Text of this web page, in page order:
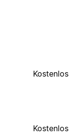
Kostenlos
Kostenlos